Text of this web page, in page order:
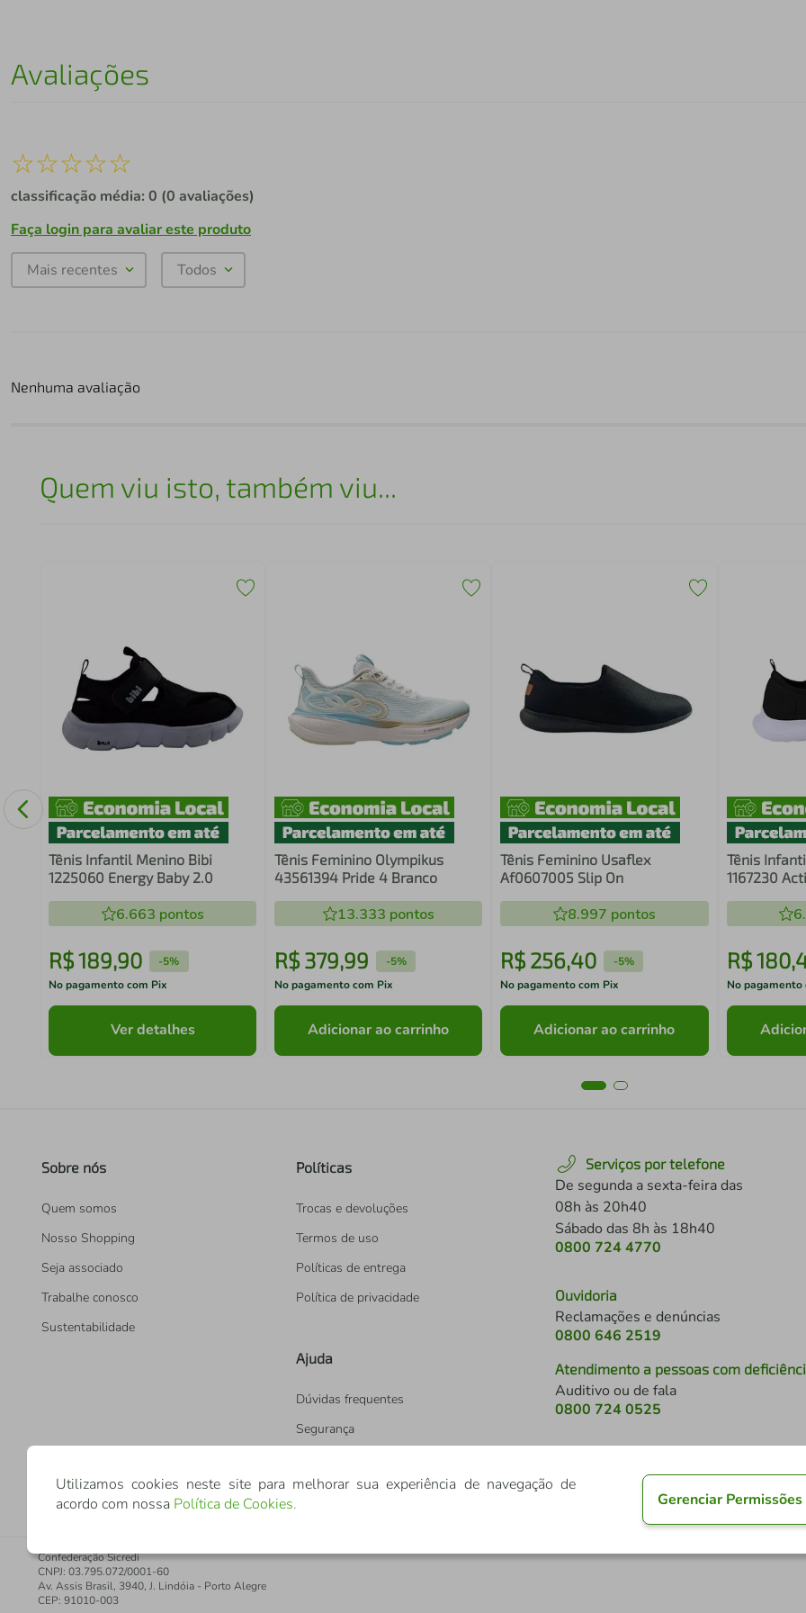
Avaliações
☆☆☆☆☆
classificação média: 0 (0 avaliações)
Faça login para avaliar este produto
Mais recentes Todos
Nenhuma avaliação
Quem viu isto, também viu...
Tênis Infantil Menino Bibi
1225060 Energy Baby 2.0
6.663 pontos
R$189,90 -5%
No pagamento com Pix
Ver detalhes
Tênis Feminino Olympikus
43561394 Pride 4 Branco
13.333 pontos
R$ 379,99 -5%
No pagamento com Pix
Adicionar ao carrinho
Tênis Feminino Usaflex
Af0607005 Slip On
8.997 pontos
R$256,40 -5%
No pagamento com Pix
Adicionar ao carrinho
Tênis
1167230
R$180,
No pagamento
Sobre nós
Quem somos
Nosso Shopping
Seja associado
Trabalhe conosco
Sustentabilidade
Políticas
Trocas e devoluções
Termos de uso
Políticas de entrega
Política de privacidade
Ajuda
Dúvidas frequentes
Segurança
Serviços por telefone
De segunda a sexta-feira das
08h às 20h40
Sábado das 8h às 18h40
0800 724 4770
Ouvidoria
Reclamações e denúncias
0800 646 2519
Atendimento a pessoas com
Auditivo ou de fala
0800 724 0525
Confederação Sicredi
CNPJ: 03.795.072/0001-60
Av. Assis Brasil, 3940, J. Lindóia - Porto Alegre
CEP: 91010-003
Utilizamos cookies neste site para melhorar sua experiência de navegação de
acordo com nossa Política de Cookies. Gerenciar